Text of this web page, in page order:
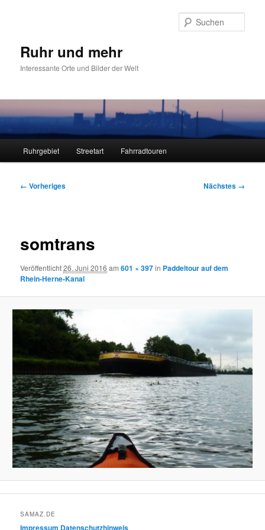
Ruhr und mehr
Interessante Orte und Bilder der Welt
Ruhrgebiet Streetart Fahrradtouren
Bilder-
← Vorheriges Nächstes →
somtrans
Veröffentlicht26. Juni 2016 am601 × 397in Paddeltour auf dem
Rhein-Herne-Kanal
SAMAZ.DE